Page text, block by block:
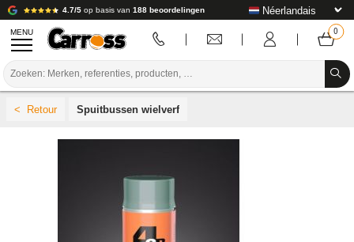
4.7/5 op basis van 188 beoordelingen
MENU
VOORBEREIDING / VERVEN / AFWERKING
VERBRUIKSARTIKELEN VOOR CARROSSERIE
Spuitbussen wielverf